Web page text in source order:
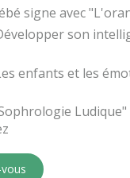
signe avec
son
enfants et les
Ludique"